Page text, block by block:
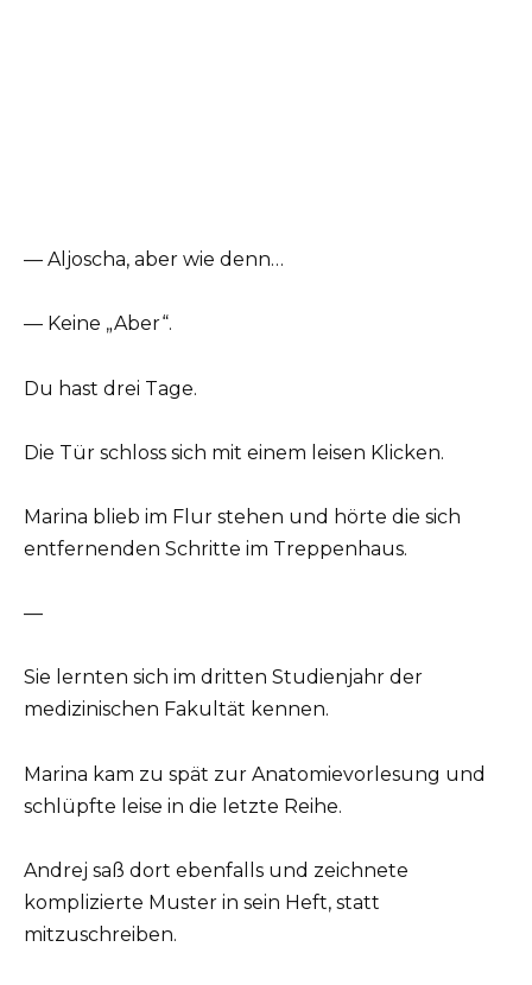
— Aljoscha, aber wie denn…
— Keine „Aber“.
Du hast drei Tage.
Die Tür schloss sich mit einem leisen Klicken.
Marina blieb im Flur stehen und hörte die sich
entfernenden Schritte im Treppenhaus.
—
Sie lernten sich im dritten Studienjahr der
medizinischen Fakultät kennen.
Marina kam zu spät zur Anatomievorlesung und
schlüpfte leise in die letzte Reihe.
Andrej saß dort ebenfalls und zeichnete
komplizierte Muster in sein Heft, statt
mitzuschreiben.